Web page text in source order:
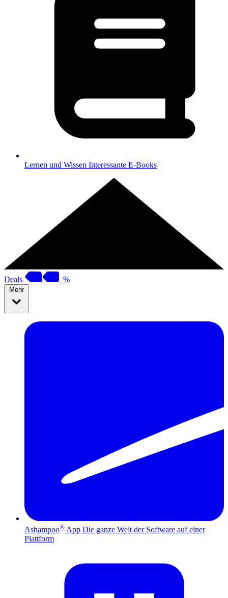
Lernen und Wissen Interessante E-Books
Deals %
Mehr
Ashampoo® App Die ganze Welt der Software auf einer
Plattform